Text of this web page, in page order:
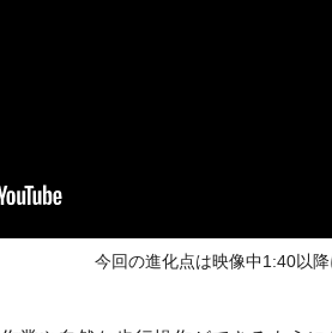
今回の進化点は映像中1:40以